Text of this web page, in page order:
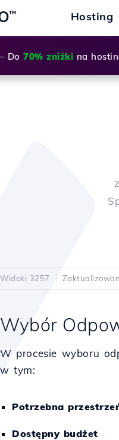
™ Hosting
Do 70% zniżki na
Widoki 3257
Wybór
W procesie wyboru
w tym:
Potrzebna
Dostępny budżet